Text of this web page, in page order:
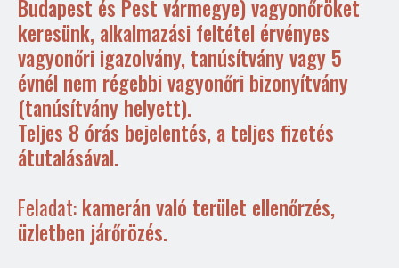
Kapcsolat
Állás
Budapest és Pest vármegye) vagyonőröket
keresünk, alkalmazási feltétel érvényes
vagyonőri igazolvány, tanúsítvány vagy 5
évnél nem régebbi vagyonőri bizonyítvány
(tanúsítvány helyett).
Teljes 8 órás bejelentés, a teljes fizetés
átutalásával.
Feladat: kamerán való terület ellenőrzés,
üzletben járőrözés.